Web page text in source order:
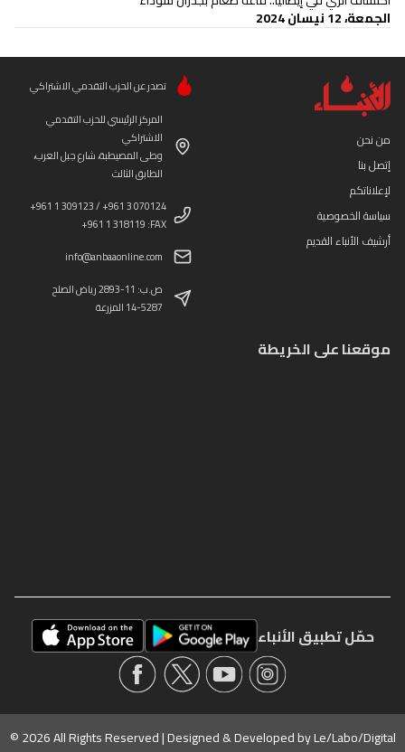
الجمعة، 12 نيسان 2024
من نحن
إتصل بنا
لإعلاناتكم
سياسة الخصوصية
أرشيف الأنباء القديم
تصدر عن الحزب التقدمي الاشتراكي
المركز الرئيسي للحزب التقدمي
الاشتراكي
وطى المصيطبة، شارع جبل العرب،
الطابق الثالث
+961 1 309123 / +961 3 070124
+961 1 318119 :FAX
info@anbaaonline.com
ص.ب: 11-2893 رياض الصلح
14-5287 المزرعة
موقعنا على الخريطة
حمّل تطبيق الأنباء
© 2026 All Rights Reserved | Designed & Developed byLe/Labo/Digital